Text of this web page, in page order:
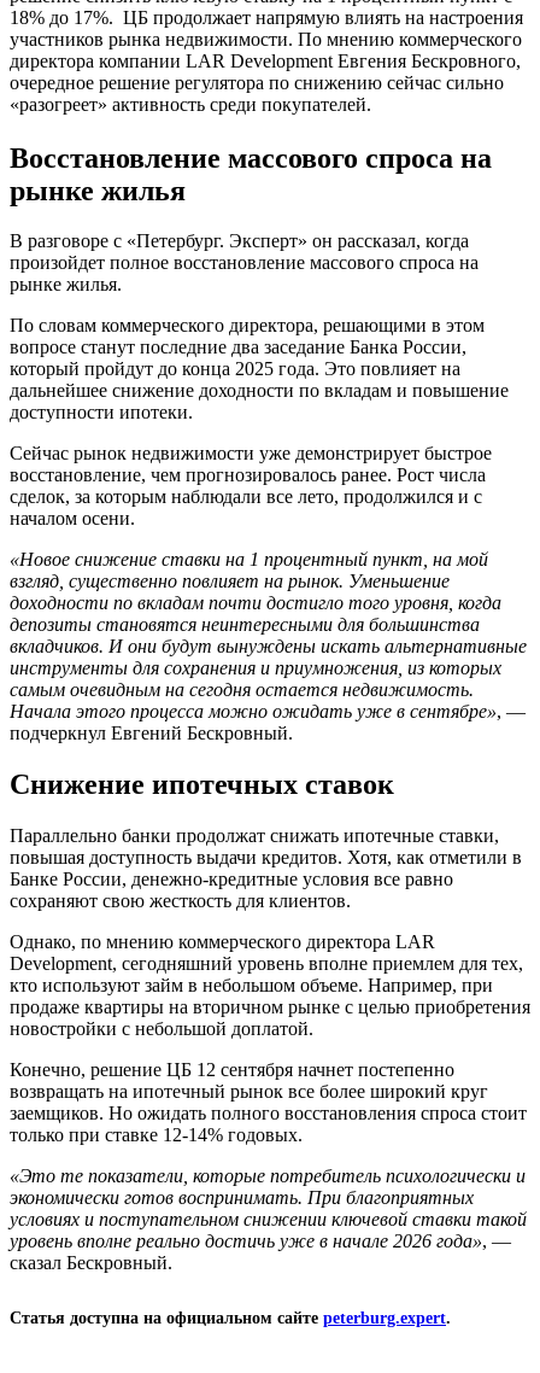
18% до 17%. ЦБ продолжает напрямую влиять на настроения
участников рынка недвижимости. По мнению коммерческого
директора компании LAR Development Евгения Бескровного,
очередное решение регулятора по снижению сейчас сильно
«разогреет» активность среди покупателей.
Восстановление массового спроса на
рынке жилья
В разговоре с «Петербург. Эксперт» он рассказал, когда
произойдет полное восстановление массового спроса на
рынке жилья.
По словам коммерческого директора, решающими в этом
вопросе станут последние два заседание Банка России,
который пройдут до конца 2025 года. Это повлияет на
дальнейшее снижение доходности по вкладам и повышение
доступности ипотеки.
Сейчас рынок недвижимости уже демонстрирует быстрое
восстановление, чем прогнозировалось ранее. Рост числа
сделок, за которым наблюдали все лето, продолжился и с
началом осени.
«Новое снижение ставки на 1 процентный пункт, на мой
взгляд, существенно повлияет на рынок. Уменьшение
доходности по вкладам почти достигло того уровня, когда
депозиты становятся неинтересными для большинства
вкладчиков. И они будут вынуждены искать альтернативные
инструменты для сохранения и приумножения, из которых
самым очевидным на сегодня остается недвижимость.
Начала этого процесса можно ожидать уже в сентябре», —
подчеркнул Евгений Бескровный.
Снижение ипотечных ставок
Параллельно банки продолжат снижать ипотечные ставки,
повышая доступность выдачи кредитов. Хотя, как отметили в
Банке России, денежно-кредитные условия все равно
сохраняют свою жесткость для клиентов.
Однако, по мнению коммерческого директора LAR
Development, сегодняшний уровень вполне приемлем для тех,
кто используют займ в небольшом объеме. Например, при
продаже квартиры на вторичном рынке с целью приобретения
новостройки с небольшой доплатой.
Конечно, решение ЦБ 12 сентября начнет постепенно
возвращать на ипотечный рынок все более широкий круг
заемщиков. Но ожидать полного восстановления спроса стоит
только при ставке 12-14% годовых.
«Это те показатели, которые потребитель психологически и
экономически готов воспринимать. При благоприятных
условиях и поступательном снижении ключевой ставки такой
уровень вполне реально достичь уже в начале 2026 года», —
сказал Бескровный.
Статья доступна на официальном сайте peterburg.expert.